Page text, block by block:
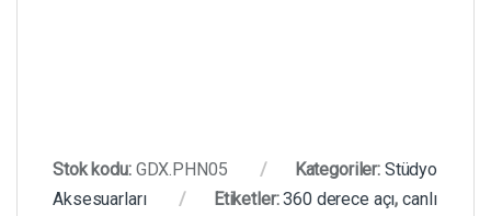
Stok kodu: GDX.PHN05 Kategoriler: Stüdyo
Aksesuarları
Etiketler:360 derece açı,canlı